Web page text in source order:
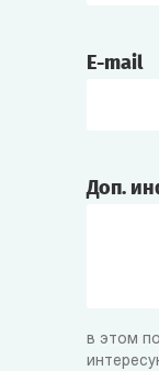
E-mail
Доп.
в этом